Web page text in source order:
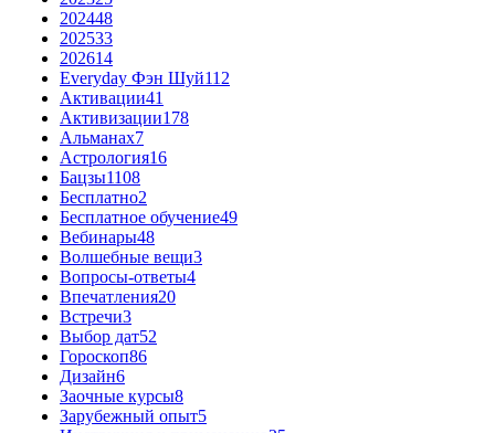
202448
202533
202614
Everyday Фэн Шуй112
Активации41
Активизации178
Альманах7
Астрология16
Бацзы1108
Бесплатно2
Бесплатное обучение49
Вебинары48
Волшебные вещи3
Вопросы-ответы4
Впечатления20
Встречи3
Выбор дат52
Гороскоп86
Дизайн6
Заочные курсы8
Зарубежный опыт5